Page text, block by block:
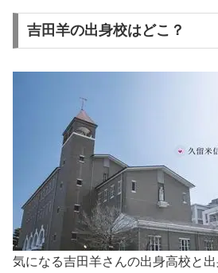
吉田羊の出身校はどこ？
気になる吉田羊さんの出身高校と